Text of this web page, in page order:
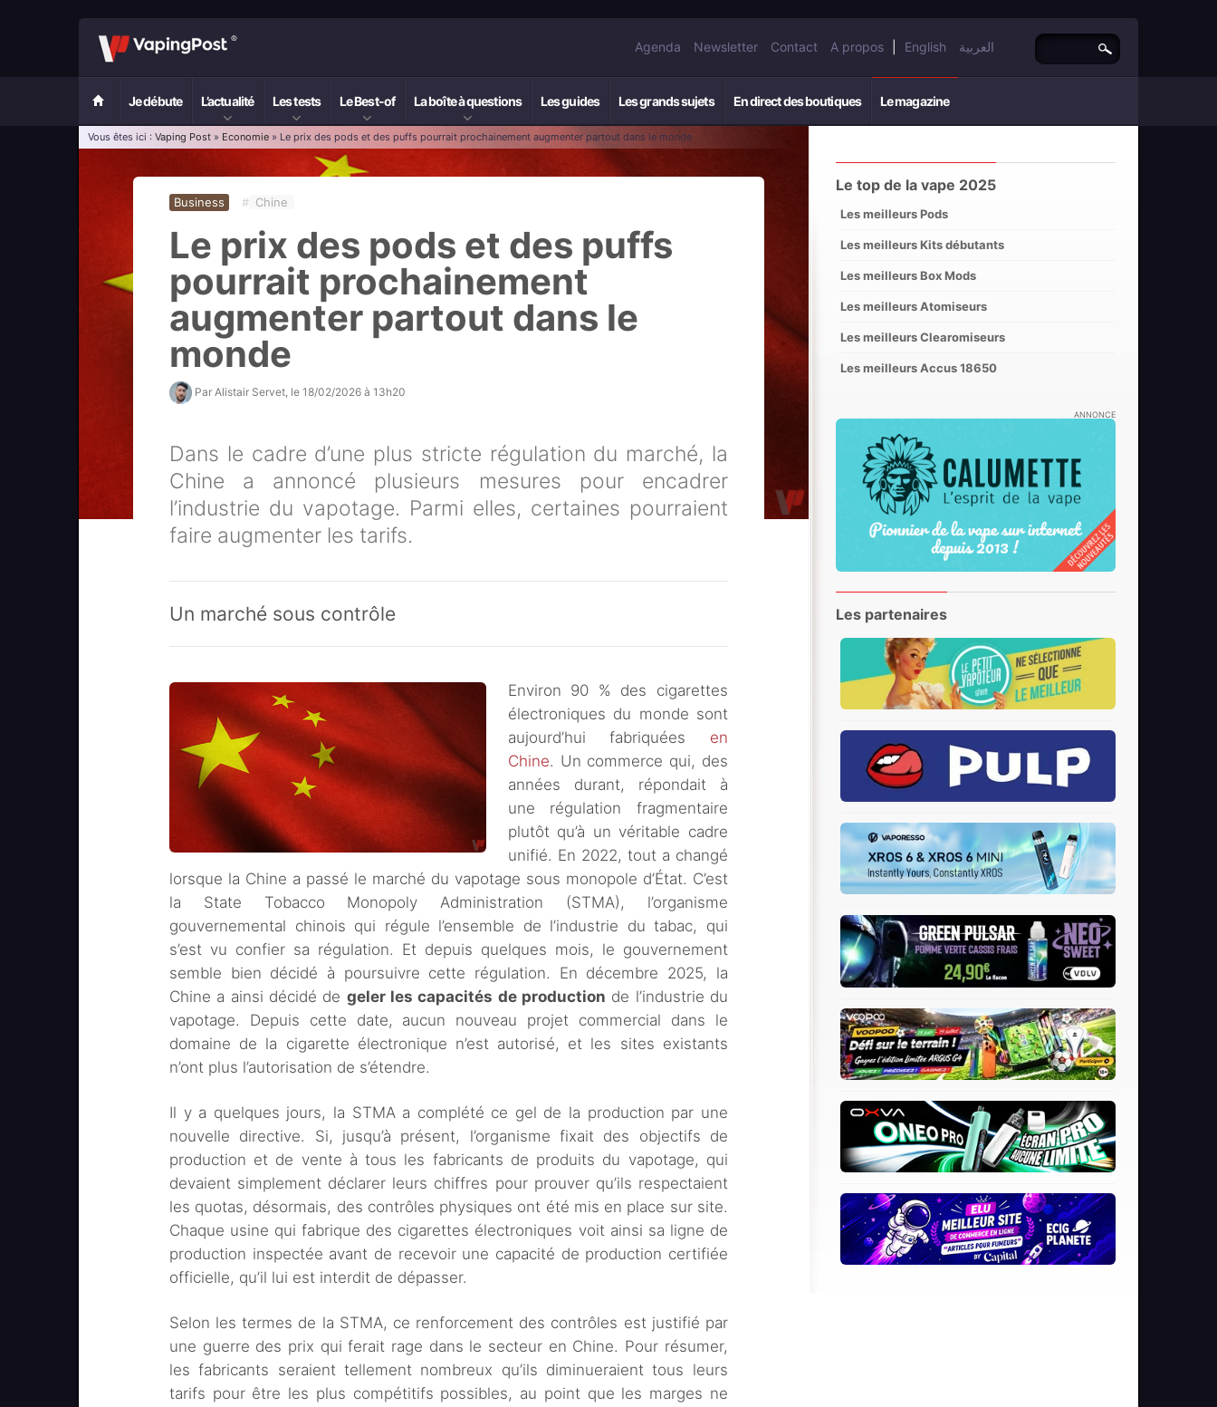
Agenda Newsletter Contact A propos English العربية
Je débute L’actualité Les tests Le Best-of La boîte à questions Les guides Les grands sujets En direct des boutiques Le magazine
Vous êtes ici : Vaping Post » Economie » Le prix des pods et des puffs pourrait prochainement augmenter partout dans le monde
Business # Chine
Le prix des pods et des puffs
pourrait prochainement
augmenter partout dans le
monde
Par Alistair Servet , le 18/02/2026 à 13h20
Dans le cadre d’une plus stricte régulation du marché, la
Chine a annoncé plusieurs mesures pour encadrer
l’industrie du vapotage. Parmi elles, certaines pourraient
faire augmenter les tarifs.
Un marché sous contrôle
Environ 90 % des cigarettes
électroniques du monde sont
aujourd’hui fabriquées en
Chine. Un commerce qui, des
années durant, répondait à
une régulation fragmentaire
plutôt qu’à un véritable cadre
unifié. En 2022, tout a changé
lorsque la Chine a passé le marché du vapotage sous monopole d’État. C’est
la State Tobacco Monopoly Administration (STMA), l’organisme
gouvernemental chinois qui régule l’ensemble de l’industrie du tabac, qui
s’est vu confier sa régulation. Et depuis quelques mois, le gouvernement
semble bien décidé à poursuivre cette régulation. En décembre 2025, la
Chine a ainsi décidé de geler les capacités de production de l’industrie du
vapotage. Depuis cette date, aucun nouveau projet commercial dans le
domaine de la cigarette électronique n’est autorisé, et les sites existants
n’ont plus l’autorisation de s’étendre.
Il y a quelques jours, la STMA a complété ce gel de la production par une
nouvelle directive. Si, jusqu’à présent, l’organisme fixait des objectifs de
production et de vente à tous les fabricants de produits du vapotage, qui
devaient simplement déclarer leurs chiffres pour prouver qu’ils respectaient
les quotas, désormais, des contrôles physiques ont été mis en place sur site.
Chaque usine qui fabrique des cigarettes électroniques voit ainsi sa ligne de
production inspectée avant de recevoir une capacité de production certifiée
officielle, qu’il lui est interdit de dépasser.
Selon les termes de la STMA, ce renforcement des contrôles est justifié par
une guerre des prix qui ferait rage dans le secteur en Chine. Pour résumer,
les fabricants seraient tellement nombreux qu’ils diminueraient tous leurs
tarifs pour être les plus compétitifs possibles, au point que les marges ne
Le top de la vape 2025
Les meilleurs Pods
Les meilleurs Kits débutants
Les meilleurs Box Mods
Les meilleurs Atomiseurs
Les meilleurs Clearomiseurs
Les meilleurs Accus 18650
ANNONCE
Les partenaires